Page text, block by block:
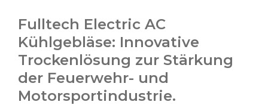
Fulltech Electric AC
Kühlgebläse: Innovative
Trockenlösung zur Stärkung
der Feuerwehr- und
Motorsportindustrie.